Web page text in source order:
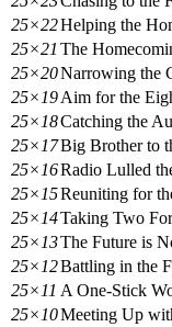
25×22Helping the
25×21 The
25×20Narrowing the
25×19Aim for the
25×18Catching the
25×17Big Brother to
25×16Radio Lulled
25×15Reuniting for
25×14Taking Two
25×13The Future is
25×12Battling in the
25×11 A One-Stick
25×10Meeting Up